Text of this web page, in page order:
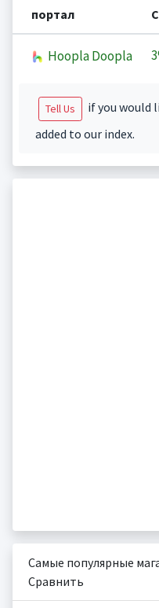
портал
Hoopla Doopla
Tell Us
if you would
added to our index.
Самые популярные
Сравнить